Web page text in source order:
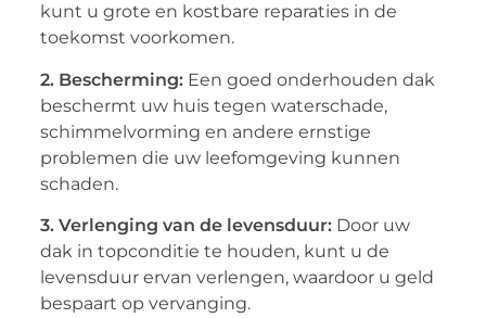
kunt u grote en kostbare reparaties in de
toekomst voorkomen.
2. Bescherming:Een goed onderhouden dak
beschermt uw huis tegen waterschade,
schimmelvorming en andere ernstige
problemen die uw leefomgeving kunnen
schaden.
3. Verlenging van de levensduur:Door uw
dak in topconditie te houden, kunt u de
levensduur ervan verlengen, waardoor u geld
bespaart op vervanging.